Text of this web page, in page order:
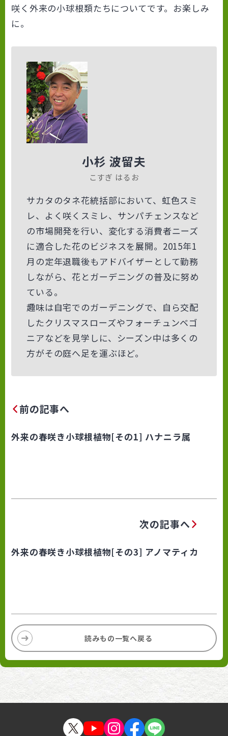
咲く外来の小球根類たちについてです。お楽しみ
に。
小杉 波留夫
こすぎ はるお
サカタのタネ花統括部において、虹色スミ
レ、よく咲くスミレ、サンパチェンスなど
の市場開発を行い、変化する消費者ニーズ
に適合した花のビジネスを展開。2015年1
月の定年退職後もアドバイザーとして勤務
しながら、花とガーデニングの普及に努め
ている。
趣味は自宅でのガーデニングで、自ら交配
したクリスマスローズやフォーチュンベゴ
ニアなどを見学しに、シーズン中は多くの
方がその庭へ足を運ぶほど。
前の記事へ
外来の春咲き小球根植物[その1] ハナニラ属
次の記事へ
外来の春咲き小球根植物[その3] アノマティカ
読みもの一覧へ戻る